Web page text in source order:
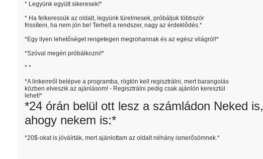
* Legyünk együtt sikeresek!*
* Ha felkeressük az oldalt, legyünk türelmesek, próbáljuk többször
frissíteni, ha nem jön be! Terhelt a rendszer, nagy az érdeklődés.*
*Egy ilyen lehetőséget rengetegen megrohannak és az egész világról!*
*Szóval megéri próbálkozni!*
* *
*A linkemről belépve a programba, rögtön kell regisztrálni, mert barangolás
közben elveszik az ajánlásom! - Regisztrálni pedig csak ajánlón keresztül
lehet!*
*24 órán belül ott lesz a számládon Neked is,
ahogy nekem is:*
*20$-okat is jóváírták, mert ajánlottam az oldalt néhány ismerősömnek.*